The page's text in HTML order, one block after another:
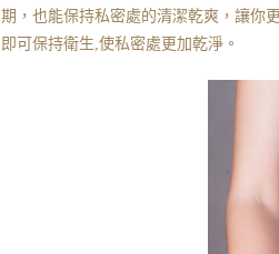
期，也能保持私密處的清潔乾爽，讓你
即可保持衛生,使私密處更加乾淨。